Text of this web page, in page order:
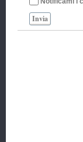
Invia